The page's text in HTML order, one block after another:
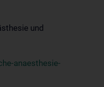
und
anaesthesie-